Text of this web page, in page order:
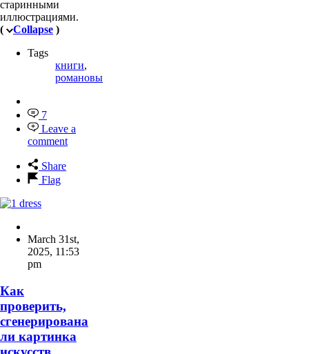
старинными
иллюстрациями.
(
Collapse )
Tags
книги,
романовы
7
Leave a
comment
Share
Flag
March 31st,
2025, 11:53
pm
Как
проверить,
сгенерирована
ли картинка